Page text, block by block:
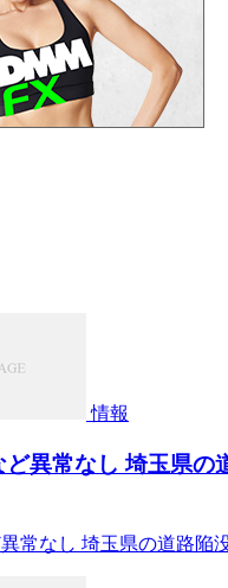
情報
異常なし 埼玉県の
常なし 埼玉県の道路陥